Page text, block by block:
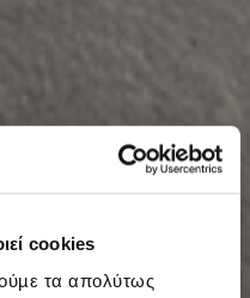
cookies
τα απολύτως